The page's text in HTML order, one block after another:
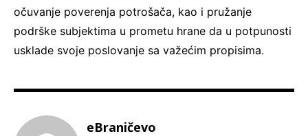
očuvanje poverenja potrošača, kao i pružanje
podrške subjektima u prometu hrane da u potpunosti
usklade svoje poslovanje sa važećim propisima.
eBraničevo